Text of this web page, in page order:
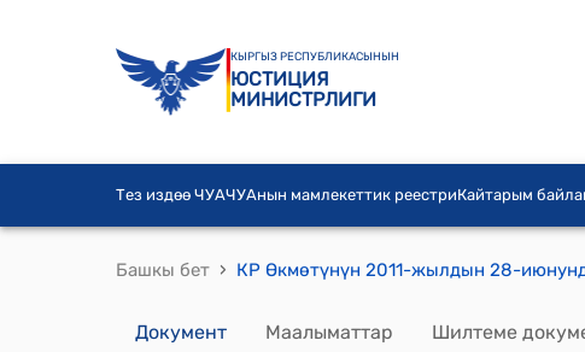
КЫРГЫЗ РЕСПУБЛИКАСЫНЫН
ЮСТИЦИЯ
МИНИСТРЛИГИ
Тез издөө ЧУАЧУАнын мамлекеттик реестриКайтарым
Башкы бет ›
Документ Маалыматтар Шилтеме